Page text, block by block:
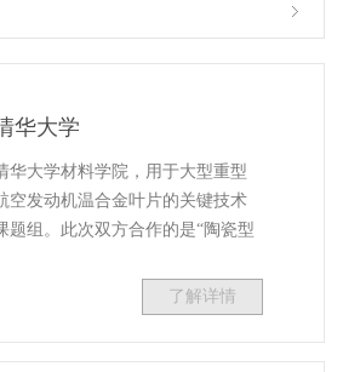
华大学
华大学材料学院，用于大型重型
空发动机温合金叶片的关键技术
题组。此次双方合作的是“陶瓷型
仪”，就是用于航空发动机高温合金
空心叶片用陶瓷型芯的技术仿真模
了解详情